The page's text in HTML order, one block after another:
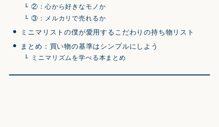
②：心から好きなモノか
③：メルカリで売れるか
ミニマリストの僕が愛用するこだわりの持ち物リスト
まとめ：買い物の基準はシンプルにしよう
ミニマリズムを学べる本まとめ